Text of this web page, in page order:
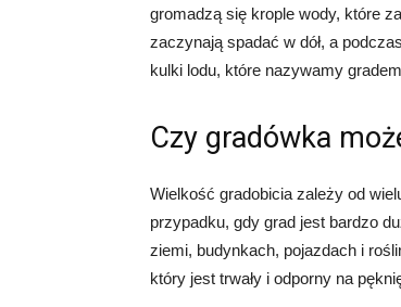
gromadzą się krople wody, które
zaczynają spadać w dół, a
kulki lodu, które nazywamy
Czy gradówka
Wielkość gradobicia zależy od
przypadku, gdy grad jest bardzo
ziemi, budynkach, pojazdach i
który jest trwały i odporny na